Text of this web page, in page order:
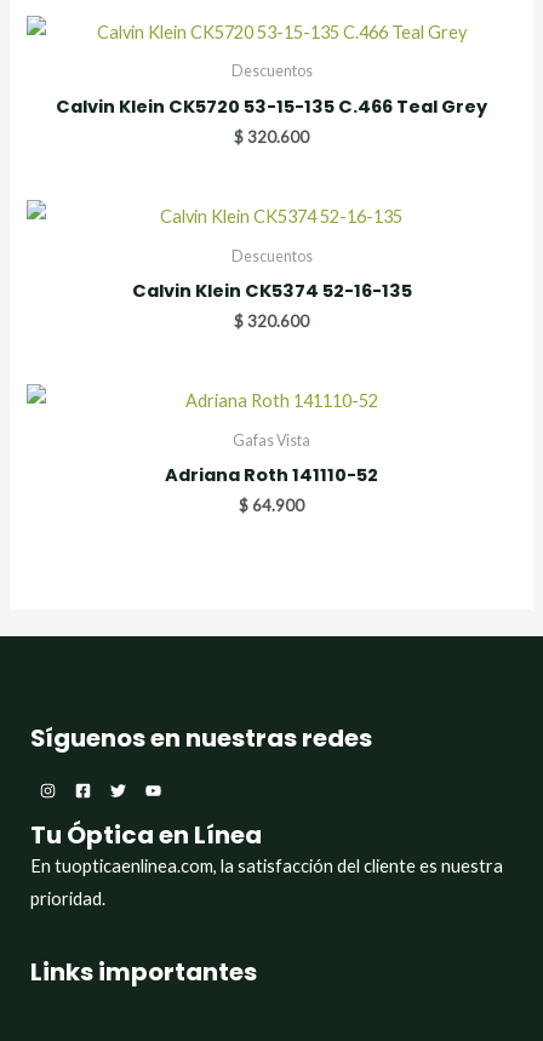
Descuentos
Calvin Klein CK5720 53-15-135 C.466 Teal Grey
$320.600
Descuentos
Calvin Klein CK5374 52-16-135
$320.600
Gafas Vista
Adriana Roth 141110-52
$64.900
Síguenos en nuestras redes
Tu Óptica en Línea
En tuopticaenlinea.com, la satisfacción del cliente es nuestra
prioridad.
Links importantes